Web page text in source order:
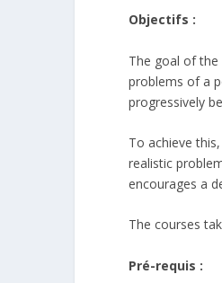
Objectifs :
The goal of the
problems of a
progressively
To achieve
realistic
encourages a
The courses
Pré-requis :